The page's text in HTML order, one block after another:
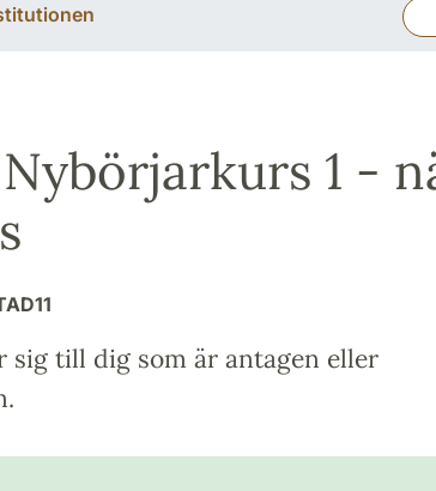
1 -
sig till dig som är antagen eller